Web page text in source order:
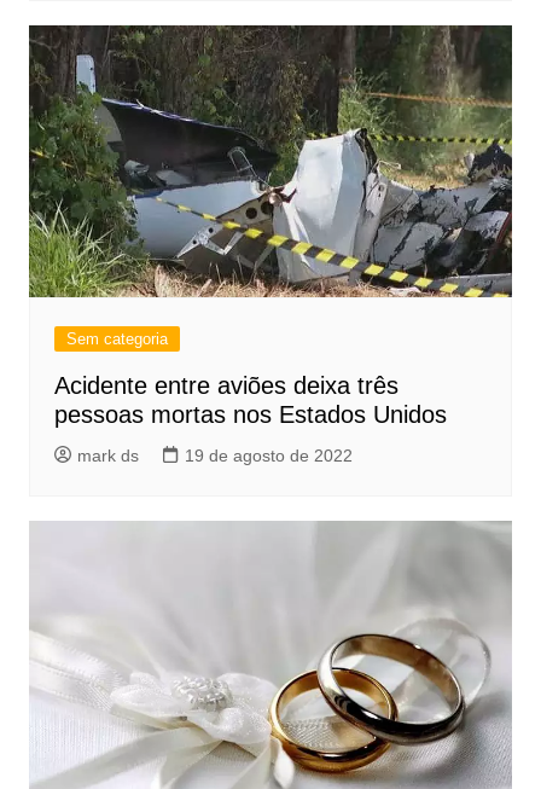
Sem categoria
Acidente entre aviões deixa três
pessoas mortas nos Estados Unidos
mark ds 19 de agosto de 2022